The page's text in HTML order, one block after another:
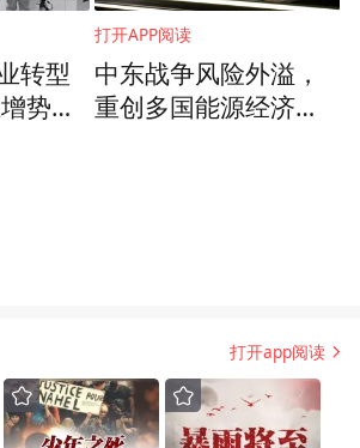
转型
打开APP阅读
中东战争风险外溢，
重创多国能源经济发
打开app阅读